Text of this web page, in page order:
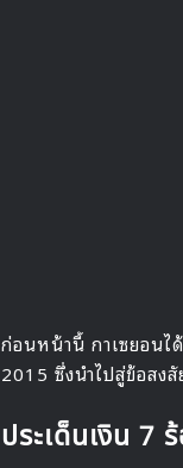
ก่อนหน้านี้ กาเซยอนไ
2015 ซึ่งนำไปสู่ข้อสง
ประเด็นเงิน 7